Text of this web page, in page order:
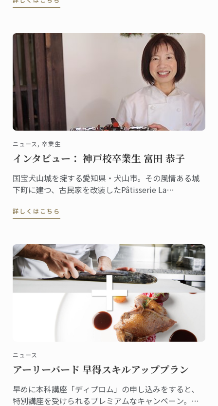
ニュース, 卒業生
インタビュー： 神戸校卒業生 富田 恭子
国宝犬山城を擁する愛知県・犬山市。その風情ある城
下町に建つ、古民家を改装したPâtisserie La
営業にもかかわらず常連客に加えて県外からもファン
詳しくはこちら
ニュース
アーリーバード 早得スキルアッププラン
早めに本科講座「ディプロム」の申し込みをすると、
特別講座を受けられるプレミアムなキャンペーン。早